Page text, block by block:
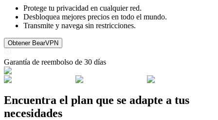
Protege tu privacidad en cualquier red.
Desbloquea mejores precios en todo el mundo.
Transmite y navega sin restricciones.
Obtener BearVPN
Garantía de reembolso de 30 días
Encuentra el plan que se adapte a tus
necesidades